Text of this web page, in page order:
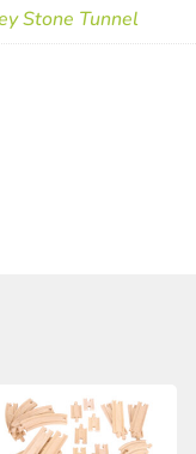
Stone Tunnel